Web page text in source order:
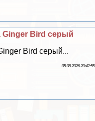
Ginger Bird серый
Bird серый...
05 08 2026 20:42:55